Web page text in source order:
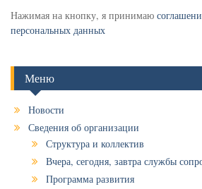
Нажимая на кнопку, я принимаю
персональных данных
Меню
Новости
Сведения об организации
Структура и коллектив
Вчера, сегодня, завтра службы
Программа развития